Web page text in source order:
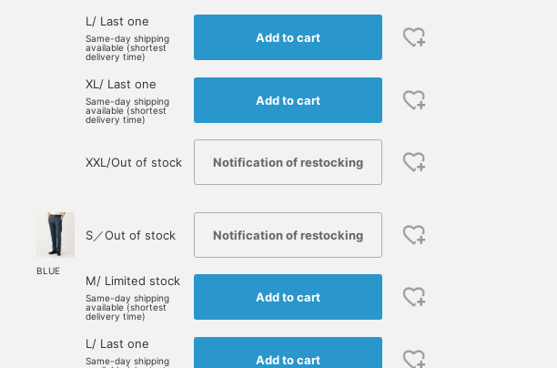
L/ Last one
Same-day shipping
available (shortest
delivery time)
Add to cart
XL/ Last one
Same-day shipping
available (shortest
delivery time)
Add to cart
XXL/Out of stock Notification of restocking
BLUE
S／Out of stock Notification of restocking
M/ Limited stock
Same-day shipping
available (shortest
delivery time)
Add to cart
L/ Last one
Same-day shipping
Add to cart